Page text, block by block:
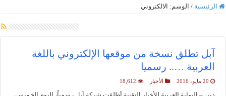
الرئيسية / الوسم: الالكتروني
آبل تطلق نسخة من موقعها الإلكتروني باللغة
العربية ….. رسميا
29 مايو، 2016 الأخبار 18,612